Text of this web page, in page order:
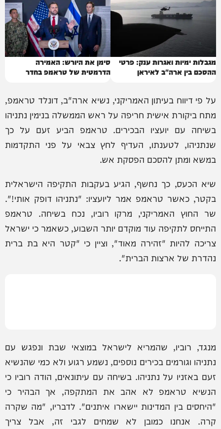
מגבלות ימיות ואגרות ענק: פרטי
ההסכם בין ארה"ב לאיראן
סימן את היורש: האמירה
הדרמטית של טראמפ בחדר
על פי דיווח בעיתון האמריקני, נשיא ארה"ב, דונלד טראמפ,
מתח ביקורת אישית חריפה על ראש הממשלה בנימין נתניהו
בשיחה עם יועציו הבכירים. טראמפ הביע זעם על כך
שנתניהו, לטענתו, העדיף לחץ צבאי על פני התקדמות
במשא ומתן להסכם הפסקת אש.
שיא הכעס, כך נחשף, הגיע בעקבות התקיפה הישראלית
בקטר, כאשר טראמפ אמר ליועציו: "נתניהו דופק אותי!".
שר החוץ האמריקני, מרקו רוביו, נכח בשיחה. טראמפ
התייחס לתקיפה עוד מוקדם יותר השבוע, כשאמר כי ישראל
צריכה להיות "זהירה מאוד", וציין כי "קטר היא בת ברית
נהדרת של ארצות הברית".
מנגד, רוביו, שהמריא לישראל במוצאי שבת ונפגש עם
נתניהו וגורמים בכירים נוספים, נשמע רגוע ולא כמי שהנשיא
זעם באזניו על נתניהו. בשיחה עם עיתונאים, הודה רוביו כי
הנשיא טראמפ לא אהב את המתקפה, אך הבהיר כי
"היחסים בין המדינות יישארו איתנים". לדבריו, "מה שקרה
קרה. אנחנו כמובן לא שמחים לגבי זה, אבל צריך